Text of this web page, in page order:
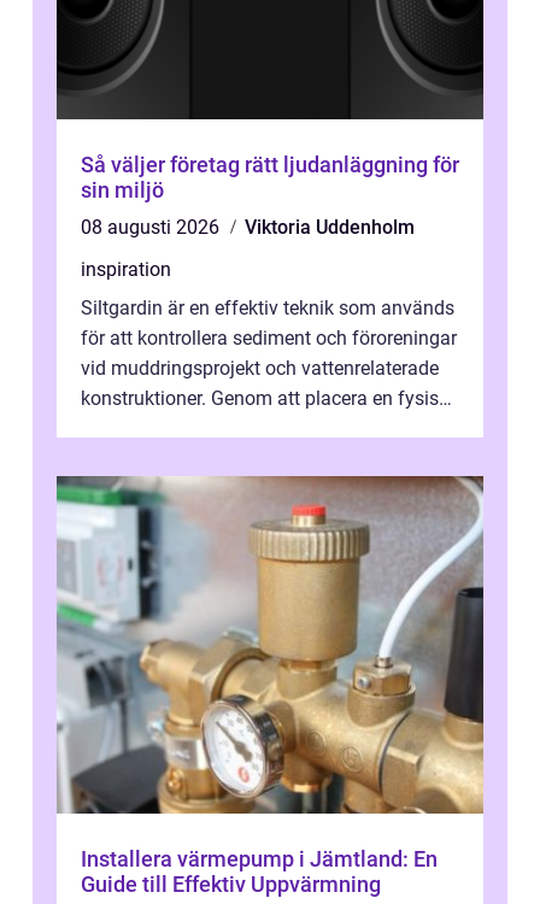
Så väljer företag rätt ljudanläggning för
sin miljö
08 augusti 2026
Viktoria Uddenholm
inspiration
Siltgardin är en effektiv teknik som används
för att kontrollera sediment och föroreningar
vid muddringsprojekt och vattenrelaterade
konstruktioner. Genom att placera en fysisk
Installera värmepump i Jämtland: En
Guide till Effektiv Uppvärmning